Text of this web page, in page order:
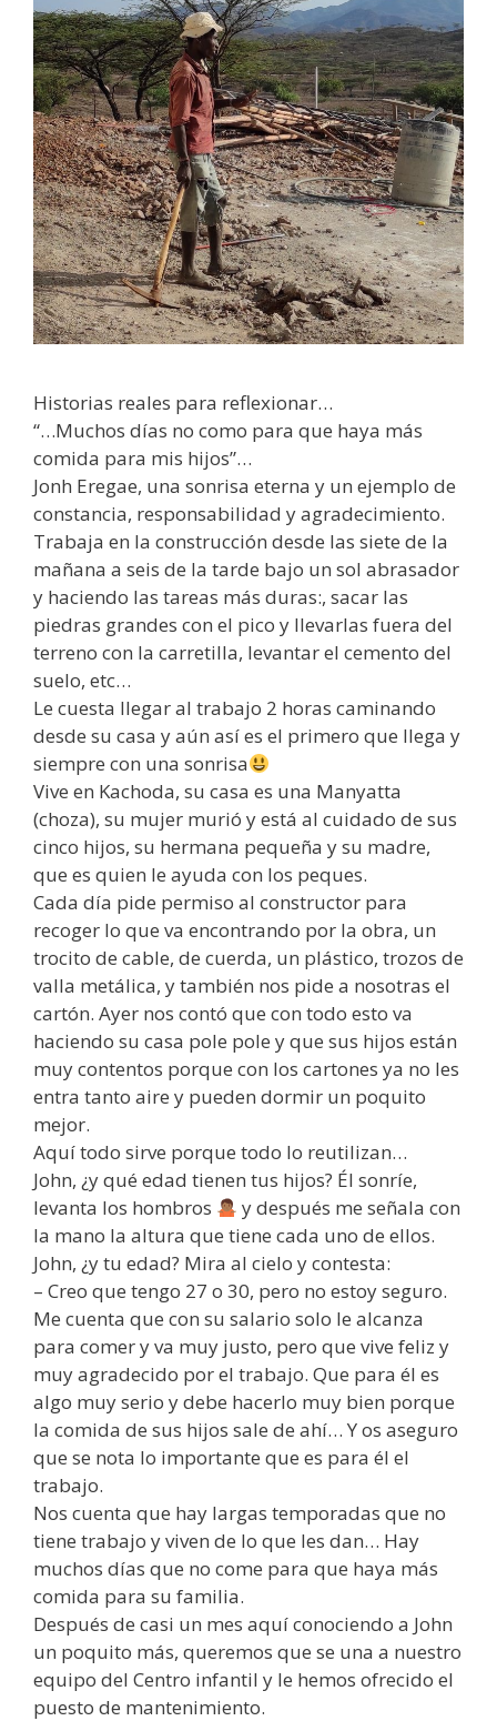
Historias reales para reflexionar…
“…Muchos días no como para que haya más
comida para mis hijos”…
Jonh Eregae, una sonrisa eterna y un ejemplo de
constancia, responsabilidad y agradecimiento.
Trabaja en la construcción desde las siete de la
mañana a seis de la tarde bajo un sol abrasador
y haciendo las tareas más duras:, sacar las
piedras grandes con el pico y llevarlas fuera del
terreno con la carretilla, levantar el cemento del
suelo, etc…
Le cuesta llegar al trabajo 2 horas caminando
desde su casa y aún así es el primero que llega y
siempre con una sonrisa
Vive en Kachoda, su casa es una Manyatta
(choza), su mujer murió y está al cuidado de sus
cinco hijos, su hermana pequeña y su madre,
que es quien le ayuda con los peques.
Cada día pide permiso al constructor para
recoger lo que va encontrando por la obra, un
trocito de cable, de cuerda, un plástico, trozos de
valla metálica, y también nos pide a nosotras el
cartón. Ayer nos contó que con todo esto va
haciendo su casa pole pole y que sus hijos están
muy contentos porque con los cartones ya no les
entra tanto aire y pueden dormir un poquito
mejor.
Aquí todo sirve porque todo lo reutilizan…
John, ¿y qué edad tienen tus hijos? Él sonríe,
levanta los hombros
y después me señala con
la mano la altura que tiene cada uno de ellos.
John, ¿y tu edad? Mira al cielo y contesta:
– Creo que tengo 27 o 30, pero no estoy seguro.
Me cuenta que con su salario solo le alcanza
para comer y va muy justo, pero que vive feliz y
muy agradecido por el trabajo. Que para él es
algo muy serio y debe hacerlo muy bien porque
la comida de sus hijos sale de ahí… Y os aseguro
que se nota lo importante que es para él el
trabajo.
Nos cuenta que hay largas temporadas que no
tiene trabajo y viven de lo que les dan… Hay
muchos días que no come para que haya más
comida para su familia.
Después de casi un mes aquí conociendo a John
un poquito más, queremos que se una a nuestro
equipo del Centro infantil y le hemos ofrecido el
puesto de mantenimiento.